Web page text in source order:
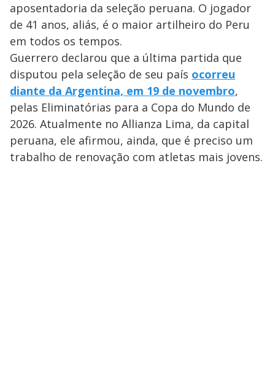
aposentadoria da seleção peruana. O jogador
de 41 anos, aliás, é o maior artilheiro do Peru
em todos os tempos.
Guerrero declarou que a última partida que
disputou pela seleção de seu país ocorreu
diante da Argentina, em 19 de novembro,
pelas Eliminatórias para a Copa do Mundo de
2026. Atualmente no Allianza Lima, da capital
peruana, ele afirmou, ainda, que é preciso um
trabalho de renovação com atletas mais jovens.